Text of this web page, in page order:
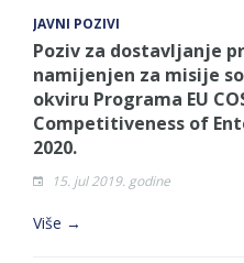
JAVNI POZIVI
Poziv za dostavljanje
namijenjen za misije
okviru Programa EU
Competitiveness of
2020.
15. jul 2019. godine
Više →